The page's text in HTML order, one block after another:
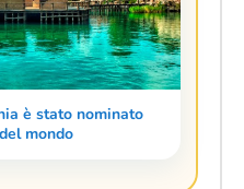
è stato nominato
mondo